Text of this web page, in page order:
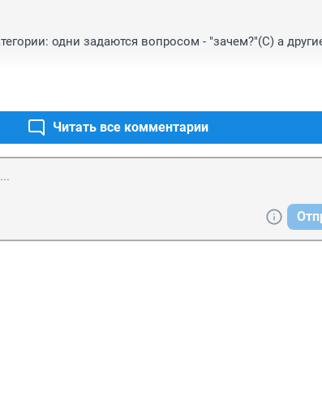
одни задаются вопросом - "зачем?"(С) а
Читать все комментарии